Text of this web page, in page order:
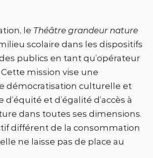
le Théâtre grandeur nature
scolaire dans les dispositifs
publics en tant qu’opérateur
mission vise une
démocratisation culturelle et
et d’égalité d’accès à
dans toutes ses dimensions.
différent de la consommation
ne laisse pas de place au